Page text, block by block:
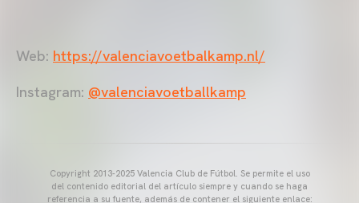
Web: https://valenciavoetbalkamp.nl/
Instagram: @valenciavoetballkamp
Copyright 2013-2025 Valencia Club de Fútbol. Se permite el uso
del contenido editorial del artículo siempre y cuando se haga
referencia a su fuente, además de contener el siguiente enlace: